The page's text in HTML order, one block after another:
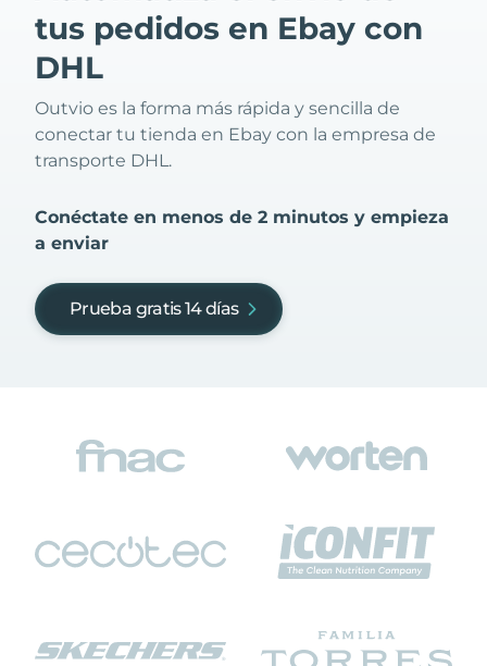
tus pedidos en Ebay con
DHL
Outvio es la forma más rápida y sencilla de
conectar tu tienda en Ebay con la empresa de
transporte DHL.
Conéctate en menos de 2 minutos y empieza
a enviar
Prueba gratis 14 días